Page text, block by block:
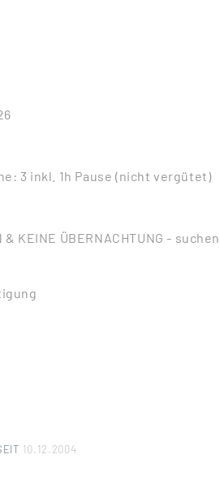
3 inkl. 1h Pause (nicht vergütet)
& KEINE ÜBERNACHTUNG -
10.12.2004